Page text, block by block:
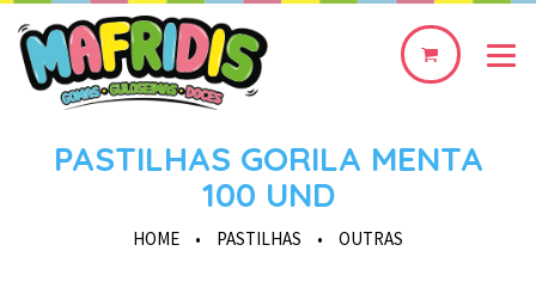
0
PASTILHAS GORILA MENTA
100 UND
HOME • PASTILHAS • OUTRAS